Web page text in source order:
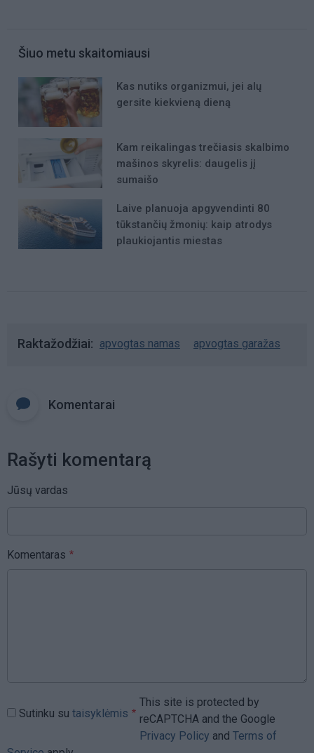
Šiuo metu skaitomiausi
Kas nutiks organizmui, jei alų
gersite kiekvieną dieną
Kam reikalingas trečiasis skalbimo
mašinos skyrelis: daugelis jį
sumaišo
Laive planuoja apgyvendinti 80
tūkstančių žmonių: kaip atrodys
plaukiojantis miestas
Raktažodžiai apvogtas namas apvogtas garažas
Komentarai
Rašyti komentarą
Jūsų vardas
Komentaras
Sutinku su taisyklėmis
This site is protected by
reCAPTCHA and the Google
Privacy Policy and Terms of